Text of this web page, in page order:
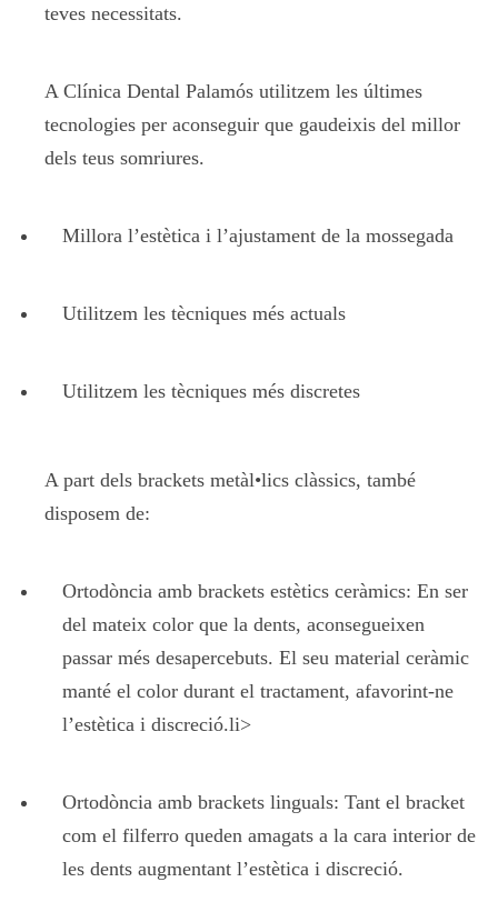
teves necessitats.
A Clínica Dental Palamós utilitzem les últimes
tecnologies per aconseguir que gaudeixis del millor
dels teus somriures.
Millora l’estètica i l’ajustament de la mossegada
Utilitzem les tècniques més actuals
Utilitzem les tècniques més discretes
A part dels brackets metàl•lics clàssics, també
disposem de:
Ortodòncia amb brackets estètics ceràmics: En ser
del mateix color que la dents, aconsegueixen
passar més desapercebuts. El seu material ceràmic
manté el color durant el tractament, afavorint-ne
l’estètica i discreció.li>
Ortodòncia amb brackets linguals: Tant el bracket
com el filferro queden amagats a la cara interior de
les dents augmentant l’estètica i discreció.